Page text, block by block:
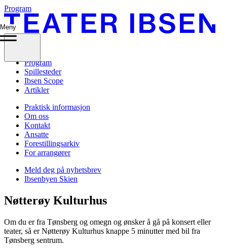
Program
Meny
Program
Spillesteder
Ibsen Scope
Artikler
Praktisk informasjon
Om oss
Kontakt
Ansatte
Forestillingsarkiv
For arrangører
Meld deg på nyhetsbrev
Ibsenbyen Skien
Nøtterøy Kulturhus
Om du er fra Tønsberg og omegn og ønsker å gå på konsert eller
teater, så er Nøtterøy Kulturhus knappe 5 minutter med bil fra
Tønsberg sentrum.